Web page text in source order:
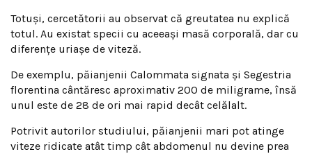
Totuși, cercetătorii au observat că greutatea nu explică
totul. Au existat specii cu aceeași masă corporală, dar cu
diferențe uriașe de viteză.
De exemplu, păianjenii Calommata signata și Segestria
florentina cântăresc aproximativ 200 de miligrame, însă
unul este de 28 de ori mai rapid decât celălalt.
Potrivit autorilor studiului, păianjenii mari pot atinge
viteze ridicate atât timp cât abdomenul nu devine prea